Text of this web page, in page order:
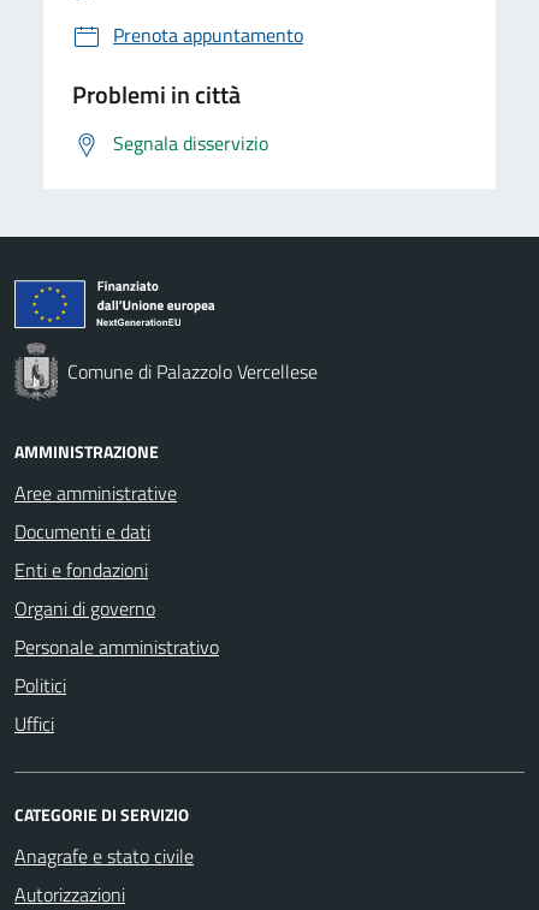
Prenota appuntamento
Problemi in città
Segnala disservizio
Comune di Palazzolo Vercellese
AMMINISTRAZIONE
Aree amministrative
Documenti e dati
Enti e fondazioni
Organi di governo
Personale amministrativo
Politici
Uffici
CATEGORIE DI SERVIZIO
Anagrafe e stato civile
Autorizzazioni